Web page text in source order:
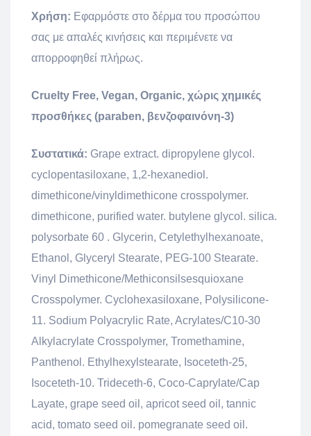
Χρήση: Εφαρμόστε στο δέρμα του προσώπου
σας με απαλές κινήσεις και περιμένετε να
απορροφηθεί πλήρως.
Cruelty Free, Vegan, Organic, χώρις χημικές
προσθήκες (paraben, βενζοφαινόνη-3)
Συστατικά: Grape extract. dipropylene glycol.
cyclopentasiloxane, 1,2-hexanediol.
dimethicone/vinyldimethicone crosspolymer.
dimethicone, purified water. butylene glycol. silica.
polysorbate 60 . Glycerin, Cetylethylhexanoate,
Ethanol, Glyceryl Stearate, PEG-100 Stearate.
Vinyl Dimethicone/Methiconsilsesquioxane
Crosspolymer. Cyclohexasiloxane, Polysilicone-
11. Sodium Polyacrylic Rate, Acrylates/C10-30
Alkylacrylate Crosspolymer, Tromethamine,
Panthenol. Ethylhexylstearate, Isoceteth-25,
Isoceteth-10. Trideceth-6, Coco-Caprylate/Cap
Layate, grape seed oil, apricot seed oil, tannic
acid, tomato seed oil. pomegranate seed oil.